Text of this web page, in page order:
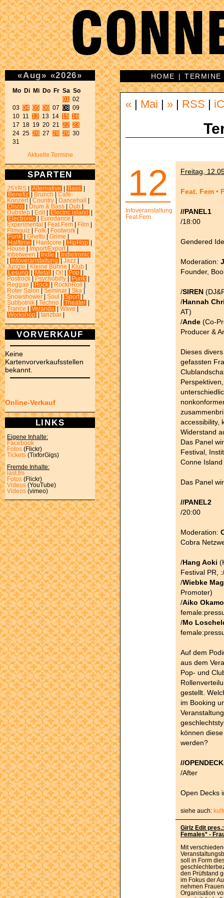
«Aug» «2026»
Mo Di Mi Do Fr Sa So
01
02
03 04 05 06 07 08 09
10 11 12 13 14 15
16
17 18 19 20 21 22 23
24 25 26 27 28 29 30
31
Aktuelle Termine
SPARTEN
25YRS Alternative Bass
Benefiz
Brunch
Café-
Konzert
Country Dancehall
Disco
Drum & Bass Dub
Dubstep
Edit Electric island
Electronic
Eurodance
Experimental
Feat.Fem Film
Filmquiz
Folk Footwork
Funk
Ghetto Grime
Halftime
Hardcore HipHop
House
Import/Export
Inbetween
Indie
Indietronic
Infoveranstaltung Jazz
Jungle
Kleine Bühne Klub
Lesung
Metal Oi! Pop
Postrock
Psychobilly Punk
Reggae
Rock RocknRoll
Roter Salon
Seminar Ska
Snowshower
Soul Sport
Subbotnik
Techno Theater
Trance
Veranda Wave
Workshop
tanzbar
VORVERKAUF
Keine
Kartenvorverkaufsstellen
bekannt.
Online-Verkauf
LINKS
Eigene Inhalte:
Facebook
Fotos (Flickr)
Tickets (TixforGigs)
Fremde Inhalte:
last.fm
Fotos (Flickr)
Videos (YouTube)
Videos (vimeo)
HOME |TERMINE
« Mai » RSS
12
Infoveranstaltung
Feat.Fem
Freitag,
Feat. Fem •
//PANEL1
/18:00
Gendered
Moderation:
Founder,
/SIREN
/Hannah
AT)
/Ande (Co-
Producer &
Dieses
gefassten
accessibility,
Widerstand
Das Panel
Festival,
Conne
Das Panel
//PANEL2
/20:00
Moderation:
Cobra
/Hang Aoki
Festival PR,
/Wiebke
Promoter)
/Aiko
/Mo
Auf dem
aus dem
Pop- und
gestellt.
im Booking
können
werden?
//
/After
Open Decks
siehe auch:
Girlz Edit
Females* -
Mit
soll in Form
den Prüfstand
im Fokus der
nehmen
Organisation